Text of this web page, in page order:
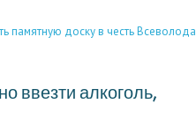
памятную доску в честь Всеволода
ввезти алкоголь,